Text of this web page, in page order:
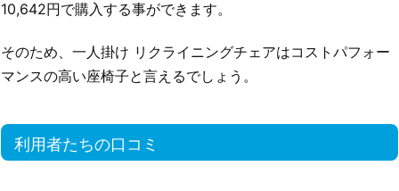
10,642円で購入する事ができます。
そのため、一人掛け リクライニングチェアはコストパフォー
マンスの高い座椅子と言えるでしょう。
利用者たちの口コミ